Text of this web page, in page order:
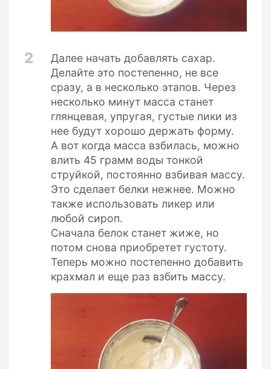
2
Далее начать добавлять сахар.
Делайте это постепенно, не все
сразу, а в несколько этапов. Через
несколько минут масса станет
глянцевая, упругая, густые пики из
нее будут хорошо держать форму.
А вот когда масса взбилась, можно
влить 45 грамм воды тонкой
струйкой, постоянно взбивая массу.
Это сделает белки нежнее. Можно
также использовать ликер или
любой сироп.
Сначала белок станет жиже, но
потом снова приобретет густоту.
Теперь можно постепенно добавить
крахмал и еще раз взбить массу.